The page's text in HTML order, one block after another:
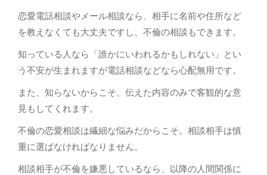
恋愛電話相談やメール相談なら、相手に名前や住所など
を教えなくても大丈夫ですし、不倫の相談もできます。
知っている人なら「誰かにいわれるかもしれない」とい
う不安が生まれますが電話相談などなら心配無用です。
また、知らないからこそ、伝えた内容のみで客観的な意
見もしてくれます。
不倫の恋愛相談は繊細な悩みだからこそ。相談相手は慎
重に選ばなければなりません。
相談相手が不倫を嫌悪しているなら、以降の人間関係に